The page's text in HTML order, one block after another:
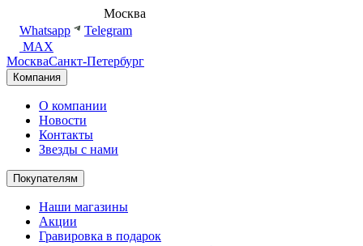
Москва
Whatsapp
Telegram
MAX
МоскваСанкт-Петербург
Компания
О компании
Новости
Контакты
Звезды с нами
Покупателям
Наши магазины
Акции
Гравировка в подарок